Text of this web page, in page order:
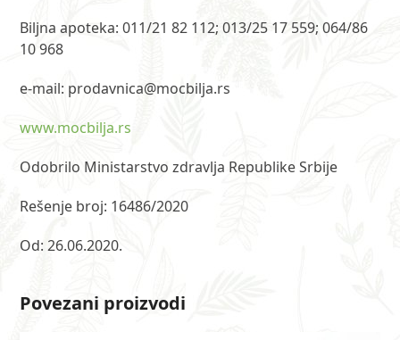
Biljna apoteka: 011/21 82 112; 013/25 17 559; 064/86
10 968
e-mail: prodavnica@mocbilja.rs
www.mocbilja.rs
Odobrilo Ministarstvo zdravlja Republike Srbije
Rešenje broj: 16486/2020
Od: 26.06.2020.
Povezani proizvodi